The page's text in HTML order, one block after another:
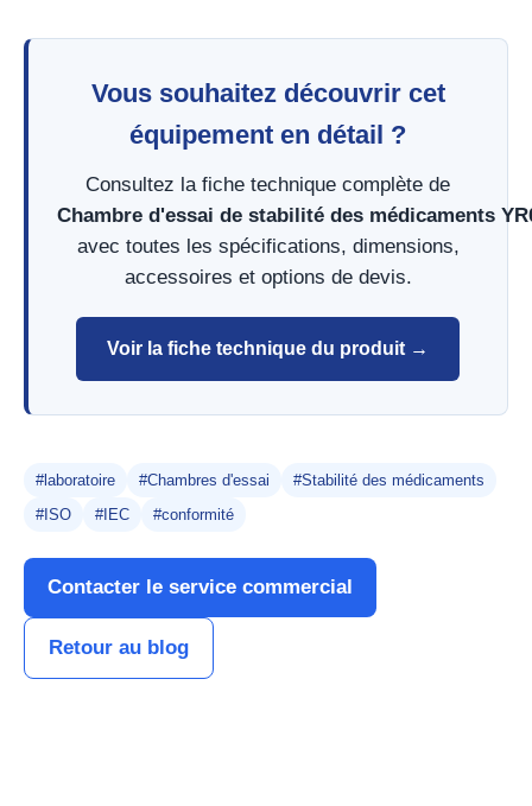
Vous souhaitez découvrir cet
équipement en détail ?
Consultez la fiche technique complète de
Chambre d'essai de stabilité des médicaments
avec toutes les spécifications, dimensions,
accessoires et options de devis.
Voir la fiche technique du produit →
#laboratoire #Chambres d'essai
#Stabilité des médicaments
#ISO
#IEC #conformité
Contacter le service commercial
Retour au blog